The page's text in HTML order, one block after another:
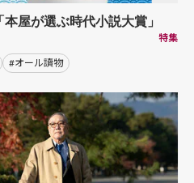
屋が選ぶ時代小説大賞」
特集
#オール讀物